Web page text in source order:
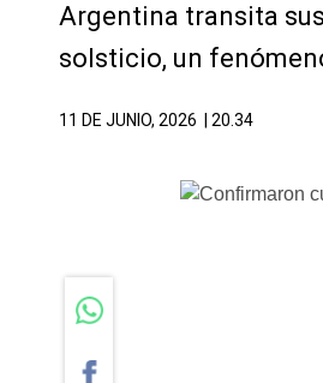
Argentina transita
solsticio, un
11 DE JUNIO, 2026 | 20.34